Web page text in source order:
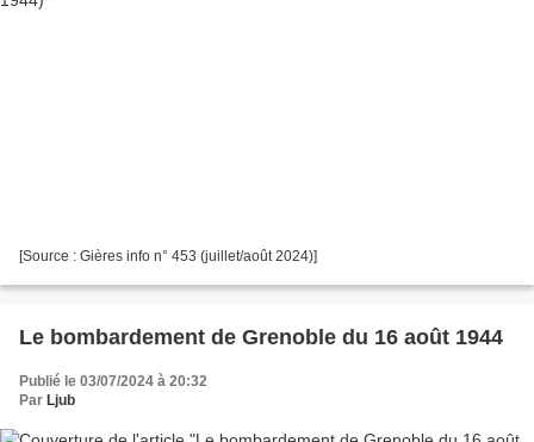
[Source : Gières info n° 453 (juillet/août 2024)]
Le bombardement de Grenoble du 16 août 1944
Publié le 03/07/2024 à 20:32
Par Ljub